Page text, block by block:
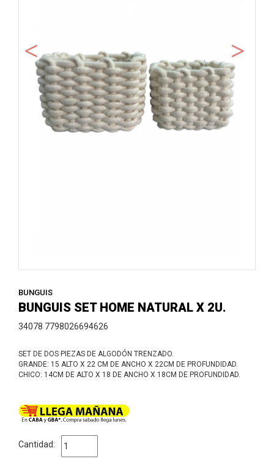
BUNGUIS
BUNGUIS SET HOME NATURAL X 2U.
34078 7798026694626
SET DE DOS PIEZAS DE ALGODÓN TRENZADO.
GRANDE: 15 ALTO X 22 CM DE ANCHO X 22CM DE PROFUNDIDAD.
CHICO: 14CM DE ALTO X 18 DE ANCHO X 18CM DE PROFUNDIDAD.
Cantidad: